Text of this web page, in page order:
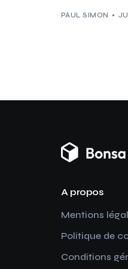
PAUL SIMON
A propos
Mentions
Politique de
Conditions